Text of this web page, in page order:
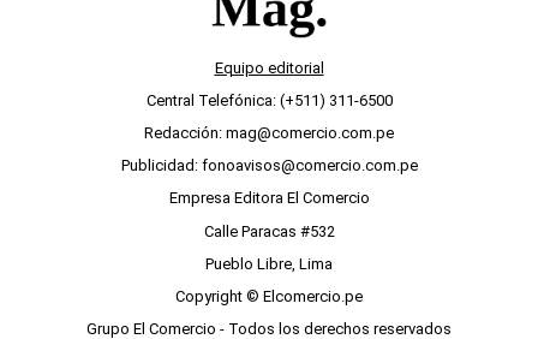
Equipo editorial
Central Telefónica: (+511) 311-6500
Redacción: mag@comercio.com.pe
Publicidad: fonoavisos@comercio.com.pe
Empresa Editora El Comercio
Calle Paracas #532
Pueblo Libre, Lima
Copyright © Elcomercio.pe
Grupo El Comercio - Todos los derechos reservados